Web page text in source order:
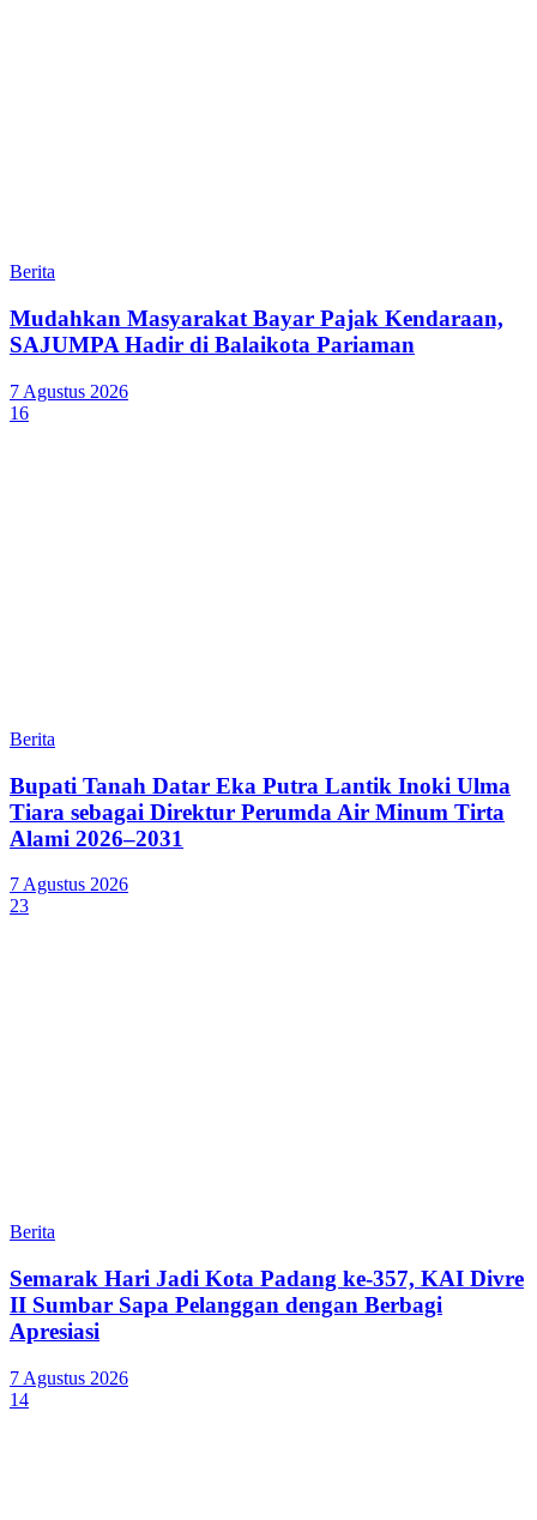
Berita
Mudahkan Masyarakat Bayar Pajak Kendaraan,
SAJUMPA Hadir di Balaikota Pariaman
7 Agustus 2026
16
Berita
Bupati Tanah Datar Eka Putra Lantik Inoki Ulma
Tiara sebagai Direktur Perumda Air Minum Tirta
Alami 2026–2031
7 Agustus 2026
23
Berita
Semarak Hari Jadi Kota Padang ke-357, KAI Divre
II Sumbar Sapa Pelanggan dengan Berbagi
Apresiasi
7 Agustus 2026
14